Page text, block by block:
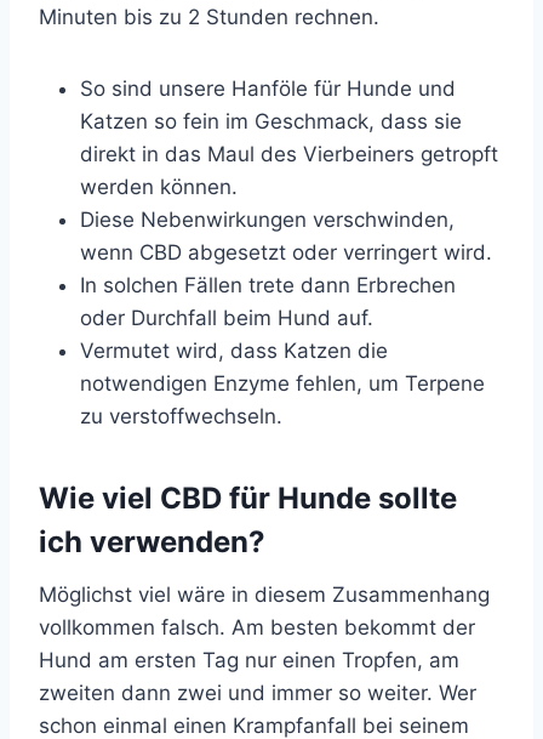
Minuten bis zu 2 Stunden rechnen.
So sind unsere Hanföle für Hunde und
Katzen so fein im Geschmack, dass sie
direkt in das Maul des Vierbeiners getropft
werden können.
Diese Nebenwirkungen verschwinden,
wenn CBD abgesetzt oder verringert wird.
In solchen Fällen trete dann Erbrechen
oder Durchfall beim Hund auf.
Vermutet wird, dass Katzen die
notwendigen Enzyme fehlen, um Terpene
zu verstoffwechseln.
Wie viel CBD für Hunde sollte
ich verwenden?
Möglichst viel wäre in diesem Zusammenhang
vollkommen falsch. Am besten bekommt der
Hund am ersten Tag nur einen Tropfen, am
zweiten dann zwei und immer so weiter. Wer
schon einmal einen Krampfanfall bei seinem